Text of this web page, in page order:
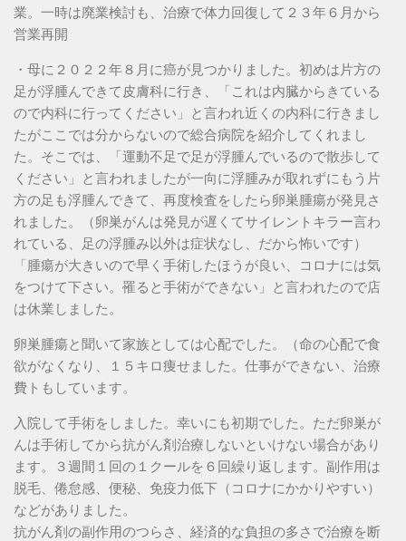
業。一時は廃業検討も、治療で体力回復して２３年６月から
営業再開
・母に２０２２年８月に癌が見つかりました。初めは片方の
足が浮腫んできて皮膚科に行き、「これは内臓からきている
ので内科に行ってください」と言われ近くの内科に行きまし
たがここでは分からないので総合病院を紹介してくれまし
た。そこでは、「運動不足で足が浮腫んでいるので散歩して
ください」と言われましたが一向に浮腫みが取れずにもう片
方の足も浮腫んできて、再度検査をしたら卵巣腫瘍が発見さ
れました。（卵巣がんは発見が遅くてサイレントキラー言わ
れている、足の浮腫み以外は症状なし、だから怖いです）
「腫瘍が大きいので早く手術したほうが良い、コロナには気
をつけて下さい。罹ると手術ができない」と言われたので店
は休業しました。
卵巣腫瘍と聞いて家族としては心配でした。（命の心配で食
欲がなくなり、１５キロ痩せました。仕事ができない、治療
費トもしています。
入院して手術をしました。幸いにも初期でした。ただ卵巣が
んは手術してから抗がん剤治療しないといけない場合があり
ます。３週間１回の１クールを６回繰り返します。副作用は
脱毛、倦怠感、便秘、免疫力低下（コロナにかかりやすい）
などがありました。
抗がん剤の副作用のつらさ、経済的な負担の多さで治療を断